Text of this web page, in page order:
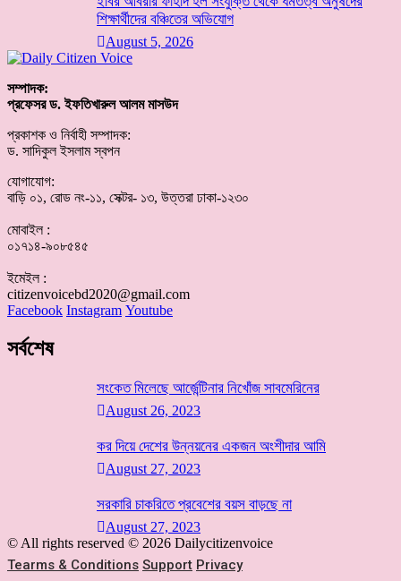
শিক্ষার্থীদের বঞ্চিতের অভিযোগ
August 5, 2026
সম্পাদক:
প্রফেসর ড. ইফতিখারুল আলম মাসউদ
প্রকাশক ও নির্বাহী সম্পাদক:
ড. সাদিকুল ইসলাম স্বপন
যোগাযোগ:
বাড়ি ০১, রোড নং-১১, সেক্টর- ১৩, উত্তরা ঢাকা-১২৩০
মোবাইল :
০১৭১৪-৯০৮৫৪৫
ইমেইল :
citizenvoicebd2020@gmail.com
Facebook Instagram Youtube
সর্বশেষ
সংকেত মিলেছে আর্জেন্টিনার নিখোঁজ সাবমেরিনের
August 26, 2023
কর দিয়ে দেশের উন্নয়নের একজন অংশীদার আমি
August 27, 2023
সরকারি চাকরিতে প্রবেশের বয়স বাড়ছে না
August 27, 2023
© All rights reserved © 2026 Dailycitizenvoice
Tearms & Conditions Support Privacy